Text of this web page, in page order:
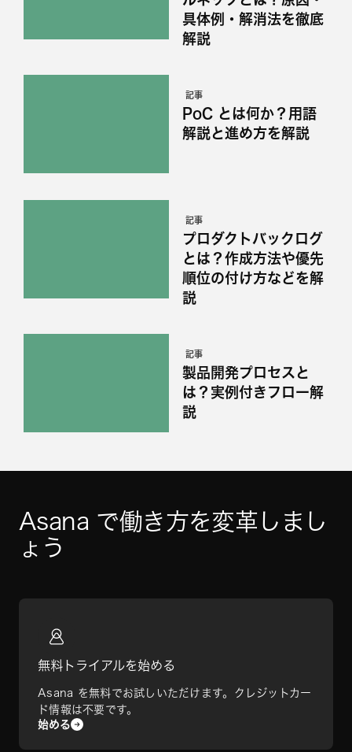
具体例・解消法を徹底
解説
記事
PoC とは何か？用語
解説と進め方を解説
記事
プロダクトバックログ
とは？作成方法や優先
順位の付け方などを解
説
記事
製品開発プロセスと
は？実例付きフロー解
説
Asana で働き方を変革しまし
ょう
無料トライアルを始める
Asana を無料でお試しいただけます。クレジットカー
ド情報は不要です。
始める